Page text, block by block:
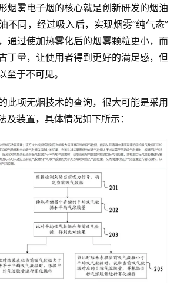
烟雾电子烟的核心就是创新研发的烟油
不同，经过吸入后，实现烟雾“纯气态”
通过使加热雾化后的烟雾颗粒更小，而
丁量，让使用者得到更好的满足感，但
至于不可见。
此项无烟技术的查询，很大可能是采用
及装置，具体情况如下所示：